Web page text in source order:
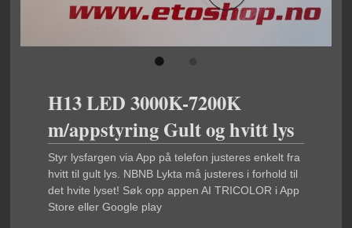
H13 LED 3000K-7200K
m/appstyring Gult og hvitt lys
Styr lysfargen via App på telefon justeres enkelt fra
hvitt til gult lys. NBNB Lykta må justeres i forhold til
det hvite lyset! Søk opp appen AI TRICOLOR i App
Store eller Google play